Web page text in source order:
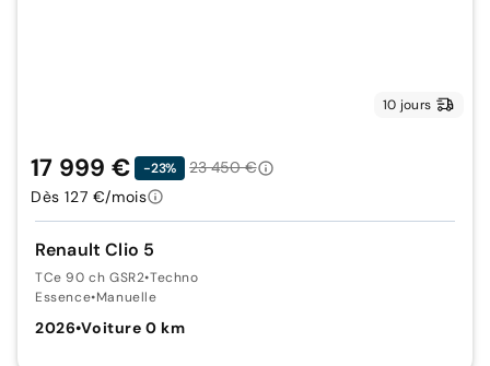
10 jours
Renault Clio 5
TCe 90 ch GSR2•Techno
Essence•Manuelle
2026•Voiture 0 km
17 999 € -23%
23 450 €
Dès 127 €/mois